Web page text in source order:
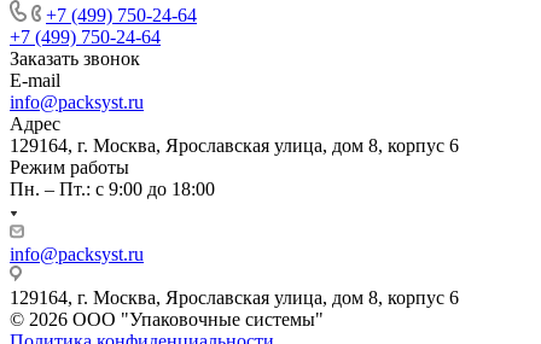
+7 (499) 750-24-64
+7 (499) 750-24-64
Заказать звонок
E-mail
info@packsyst.ru
Адрес
129164, г. Москва, Ярославская улица, дом 8, корпус 6
Режим работы
Пн. – Пт.: с 9:00 до 18:00
info@packsyst.ru
129164, г. Москва, Ярославская улица, дом 8, корпус 6
© 2026 ООО "Упаковочные системы"